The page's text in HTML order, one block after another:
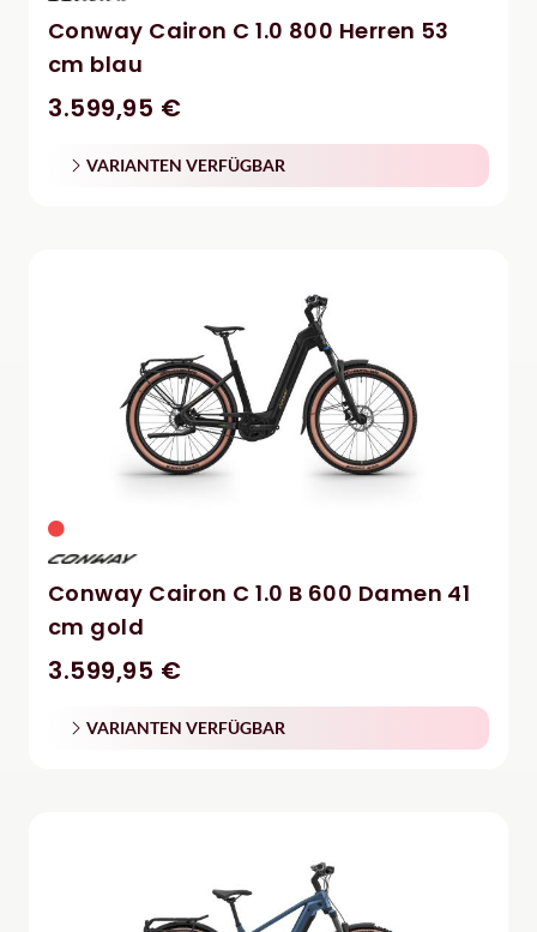
Conway Cairon C 1.0 800 Herren 53
cm blau
3.599,95 €
VARIANTEN VERFÜGBAR
Conway Cairon C 1.0 B 600 Damen 41
cm gold
3.599,95 €
VARIANTEN VERFÜGBAR